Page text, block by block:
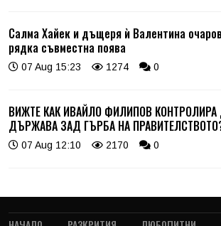
Салма Хайек и дъщеря ѝ Валентина
рядка съвместна поява
07 Aug 15:23 1274 0
ВИЖТЕ КАК ИВАЙЛО ФИЛИПОВ КОНТРОЛИРА
ДЪРЖАВА ЗАД ГЪРБА НА
07 Aug 12:10 2170 0